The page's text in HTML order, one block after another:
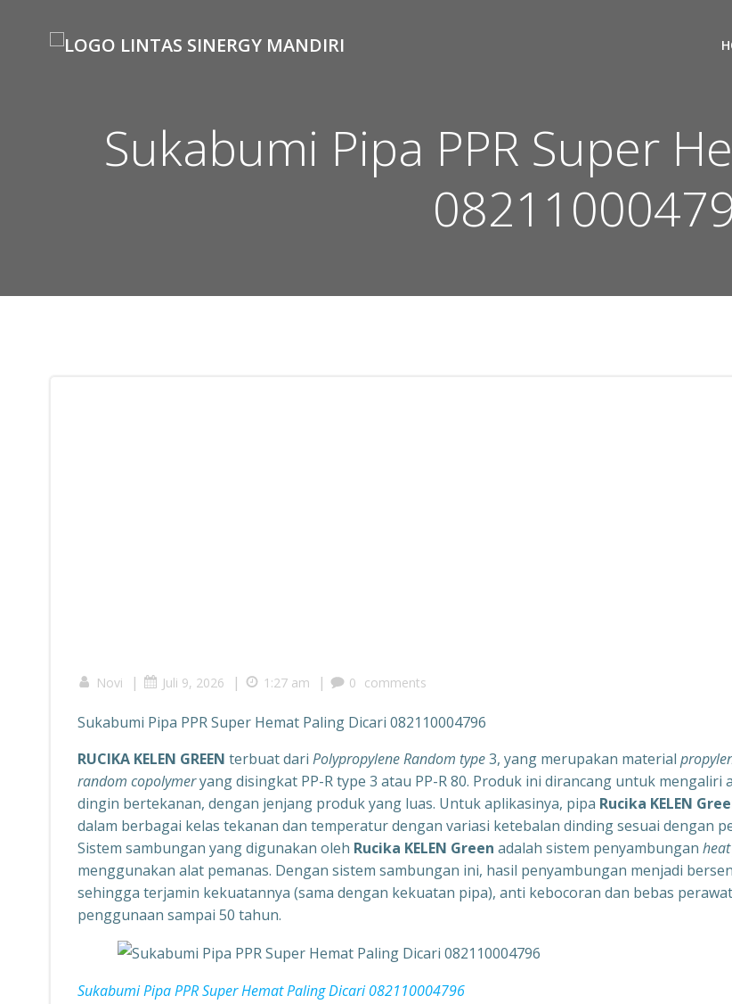
content
Sukabumi Pipa PPR Super
Novi | Juli 9, 2026 | 1:27 am | 0 comments
Sukabumi Pipa PPR Super Hemat Paling Dicari 082110004796
RUCIKA KELEN GREEN terbuat dari Polypropylene Random type3, yang merupakan material
random copolymeryang disingkat PP-R type 3 atau PP-R 80. Produk ini dirancang untuk mengaliri
dingin bertekanan, dengan jenjang produk yang luas. Untuk aplikasinya, pipa Rucika KELEN
dalam berbagai kelas tekanan dan temperatur dengan variasi ketebalan dinding sesuai dengan
Sistem sambungan yang digunakan oleh Rucika KELEN Green adalah sistem penyambungan
menggunakan alat pemanas. Dengan sistem sambungan ini, hasil penyambungan menjadi
sehingga terjamin kekuatannya (sama dengan kekuatan pipa), anti kebocoran dan bebas
penggunaan sampai 50 tahun.
Sukabumi Pipa PPR Super Hemat Paling Dicari 082110004796